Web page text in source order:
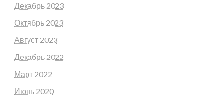
Декабрь 2023
Октябрь 2023
Август 2023
Декабрь 2022
Март 2022
Июнь 2020